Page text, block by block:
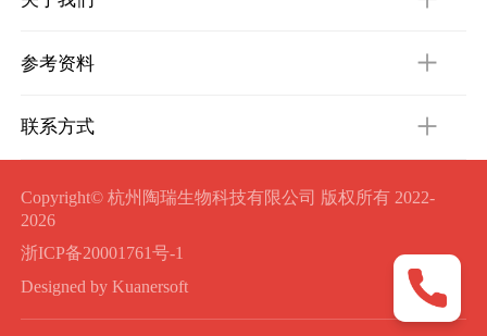
参考资料
联系方式
Copyright© 杭州陶瑞生物科技有限公司 版权所有 2022-
2026
浙ICP备20001761号-1
Designed by Kuanersoft